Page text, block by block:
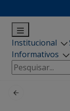
Institucional
Informativos
Pesquisar
por: